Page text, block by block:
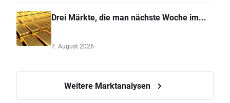
Drei Märkte, die man nächste Woche im...
7. August 2026
Weitere Marktanalysen